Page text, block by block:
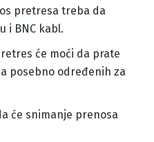
pretresa treba da
i BNC kabl.
će moći da prate
posebno određenih za
će snimanje prenosa